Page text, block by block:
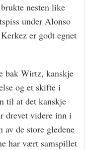
nesten like
under Alonso
er godt egnet
bak Wirtz, kanskje
og et skifte i
til at det kanskje
drevet videre inn i
av de store gledene
har vært samspillet